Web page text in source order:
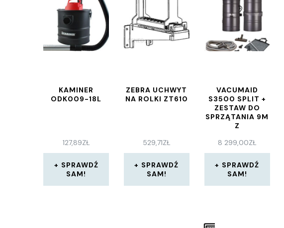
KAMINER
ODK009-18L
127,89ZŁ
SPRAWDŹ
SAM!
ZEBRA UCHWYT
NA ROLKI ZT610
529,71ZŁ
SPRAWDŹ
SAM!
VACUMAID
S3500 SPLIT +
ZESTAW DO
SPRZĄTANIA 9M
Z
(537)
8 299,00ZŁ
SPRAWDŹ
SAM!